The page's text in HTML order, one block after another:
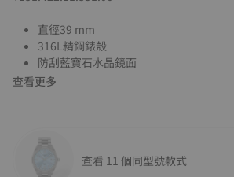
直徑39 mm
316L精鋼錶殼
防刮藍寶石水晶鏡面
查看更多
查看 11 個同型號款式